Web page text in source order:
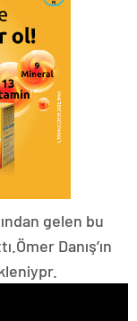
gelen bu
Danış’ın